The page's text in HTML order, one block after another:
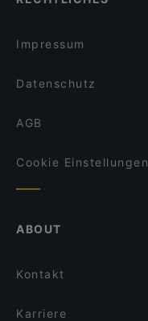
Impressum
Datenschutz
AGB
Cookie Einstellungen
ABOUT
Kontakt
Karriere